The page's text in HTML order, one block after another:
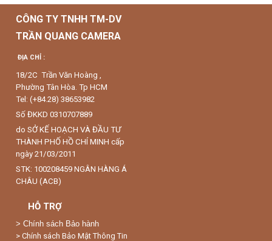
CÔNG TY TNHH TM-DV
TRẦN QUANG CAMERA
ĐỊA CHỈ :
18/2C Trần Văn Hoàng ,
Phường Tân Hòa. Tp HCM
Tel: (+84.28) 38653982
Số ĐKKD 0310707889
do SỞ KẾ HOẠCH VÀ ĐẦU TƯ
THÀNH PHỐ HỒ CHÍ MINH cấp
ngày 21/03/2011
STK: 100208459 NGÂN HÀNG Á
CHÂU (ACB)
HỖ TRỢ
> Chính sách Bảo hành
> Chính sách Bảo Mật Thông Tin